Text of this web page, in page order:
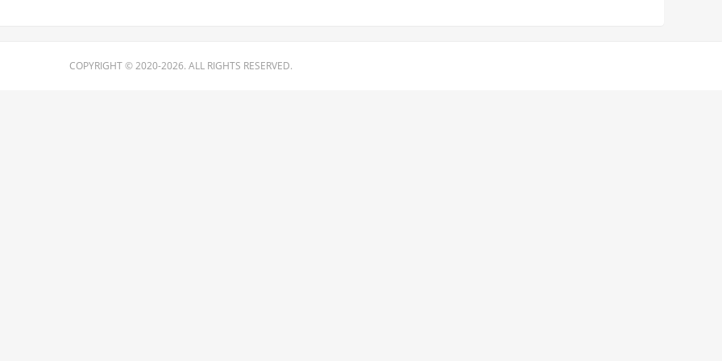
COPYRIGHT © 2020-2026. ALL RIGHTS RESERVED.